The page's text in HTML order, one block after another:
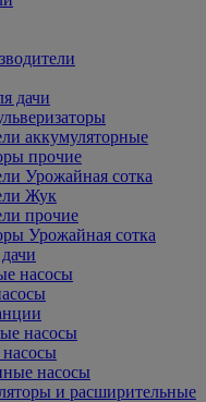
дачи
аккумуляторные
прочие
Урожайная сотка
Жук
прочие
Урожайная сотка
насосы
насосы
насосы
и расширительные